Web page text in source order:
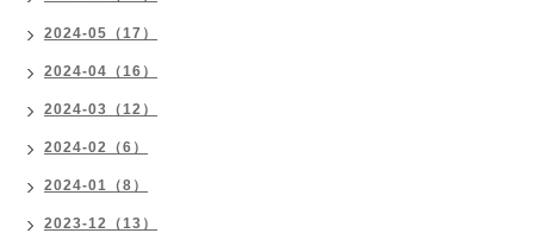
2024-05（17）
2024-04（16）
2024-03（12）
2024-02（6）
2024-01（8）
2023-12（13）